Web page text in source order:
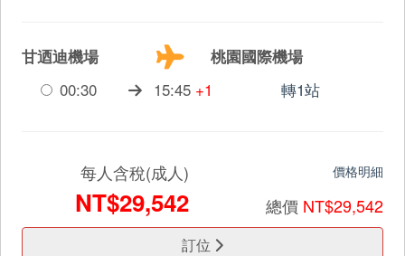
甘迺迪機場
桃園國際機場
00:30
15:45 +1 轉1站
每人含稅(成人)
NT$29,542
價格明細
總價 NT$29,542
訂位